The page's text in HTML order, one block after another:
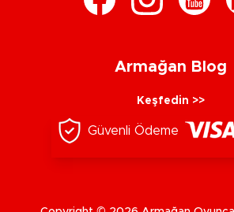
Armağan Blog
Keşfedin >>
Güvenli Ödeme